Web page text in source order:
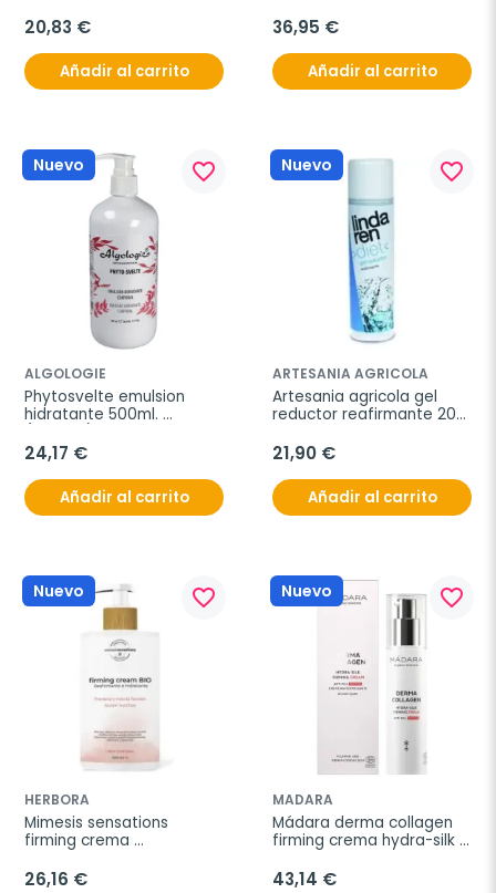
20,83 €
Añadir al carrito
36,95 €
Añadir al carrito
Nuevo favorite_border
ALGOLOGIE
Phytosvelte emulsion
hidratante 500ml.
24,17 €
Añadir al carrito
Nuevo favorite_border
ARTESANIA AGRICOLA
Artesania agricola gel
reductor reafirmante 200
21,90 €
Añadir al carrito
Nuevo favorite_border
HERBORA
Mimesis sensations
firming crema
26,16 €
Nuevo favorite_border
MADARA
Mádara derma collagen
firming crema hydra-silk
43,14 €